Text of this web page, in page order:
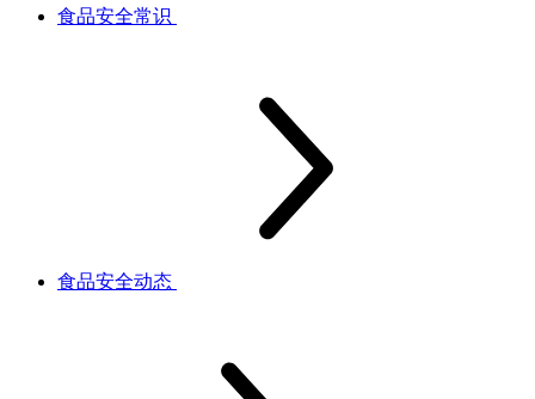
食品安全常识
食品安全动态